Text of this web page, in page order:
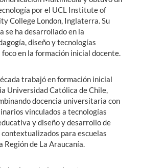
por el UCL Institute of
College London, Inglaterra. Su
se ha desarrollado en la
diseño y tecnologías
en la formación inicial docente.
trabajó en formación inicial
Universidad Católica de Chile,
docencia universitaria con
vinculados a tecnologías
y diseño y desarrollo de
para escuelas
Región de La Araucanía.